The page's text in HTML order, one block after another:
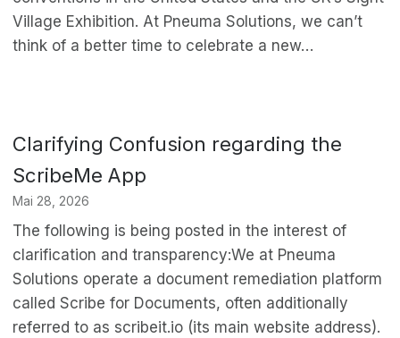
Village Exhibition. At Pneuma Solutions, we can’t
think of a better time to celebrate a new…
Clarifying Confusion regarding the
ScribeMe App
Mai 28, 2026
The following is being posted in the interest of
clarification and transparency:We at Pneuma
Solutions operate a document remediation platform
called Scribe for Documents, often additionally
referred to as scribeit.io (its main website address).